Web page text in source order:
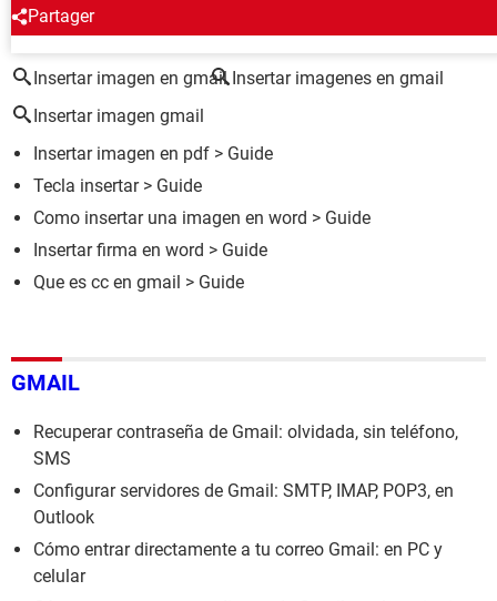
Partager
ALREDEDOR DEL MISMO TEMA
Insertar imagen en gmail Insertar imagenes en gmail
Insertar imagen gmail
Insertar imagen en pdf > Guide
Tecla insertar> Guide
Como insertar una imagen en word > Guide
Insertar firma en word > Guide
Que es cc en gmail > Guide
GMAIL
Recuperar contraseña de Gmail: olvidada, sin teléfono,
SMS
Configurar servidores de Gmail: SMTP, IMAP, POP3, en
Outlook
Cómo entrar directamente a tu correo Gmail: en PC y
celular